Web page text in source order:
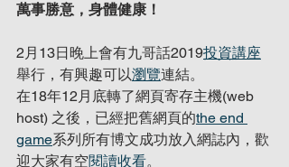
萬事勝意，身體健康！
2月13日晚上會有九哥話2019投資講座
舉行，有興趣可以瀏覽連結。
在18年12月底轉了網頁寄存主機(web
host) 之後，已經把舊網頁的the end
game系列所有博文成功放入網誌內，歡
迎大家有空閱讀收看。